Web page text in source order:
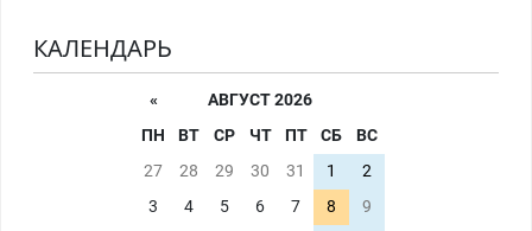
КАЛЕНДАРЬ
«
АВГУСТ 2026
ПН
ВТ СР ЧТ ПТ СБ
ВС
27
28 29 30 31 1
2
3
4 5 6 7 8
9